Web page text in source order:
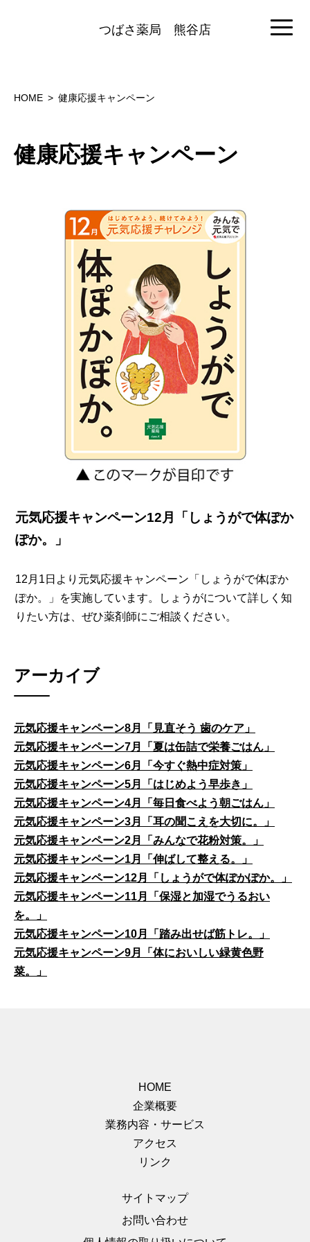
つばさ薬局 熊谷店
HOME 健康応援キャンペーン
健康応援キャンペーン
元気応援キャンペーン12月「しょうがで体ぽか
ぽか。」
12月1日より元気応援キャンペーン「しょうがで体ぽか
ぽか。」を実施しています。しょうがについて詳しく知
りたい方は、ぜひ薬剤師にご相談ください。
アーカイブ
元気応援キャンペーン8月「見直そう 歯のケア」
元気応援キャンペーン7月「夏は缶詰で栄養ごはん」
元気応援キャンペーン6月「今すぐ熱中症対策」
元気応援キャンペーン5月「はじめよう早歩き」
元気応援キャンペーン4月「毎日食べよう朝ごはん」
元気応援キャンペーン3月「耳の聞こえを大切に。」
元気応援キャンペーン2月「みんなで花粉対策。」
元気応援キャンペーン1月「伸ばして整える。」
元気応援キャンペーン12月「しょうがで体ぽかぽか。」
元気応援キャンペーン11月「保湿と加湿でうるおい
を。」
元気応援キャンペーン10月「踏み出せば筋トレ。」
元気応援キャンペーン9月「体においしい緑黄色野
菜。」
HOME
企業概要
業務内容・サービス
アクセス
リンク
サイトマップ
お問い合わせ